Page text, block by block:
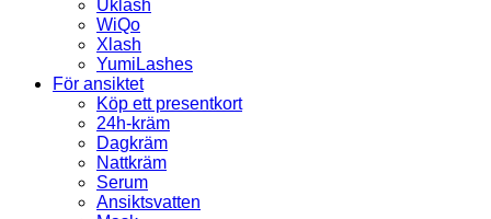
Uklash
WiQo
Xlash
YumiLashes
För ansiktet
Köp ett presentkort
24h-kräm
Dagkräm
Nattkräm
Serum
Ansiktsvatten